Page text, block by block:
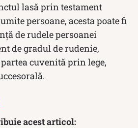
lasă prin testament
persoane, acesta poate fi
de rudele persoanei
de gradul de rudenie,
cuvenită prin lege,
acest articol: